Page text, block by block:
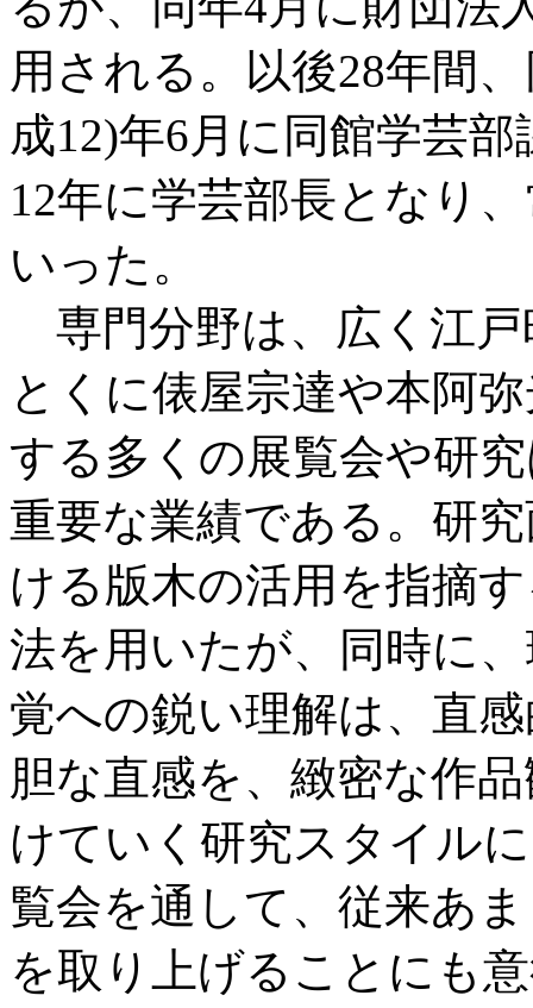
用される。以後28年間
成12)年6月に同館学芸
12年に学芸部長となり
いった。
専門分野は、広く江戸
とくに俵屋宗達や本阿
する多くの展覧会や研
重要な業績である。研
ける版木の活用を指摘
法を用いたが、同時に
覚への鋭い理解は、直
胆な直感を、緻密な作
けていく研究スタイル
覧会を通して、従来あ
を取り上げることにも